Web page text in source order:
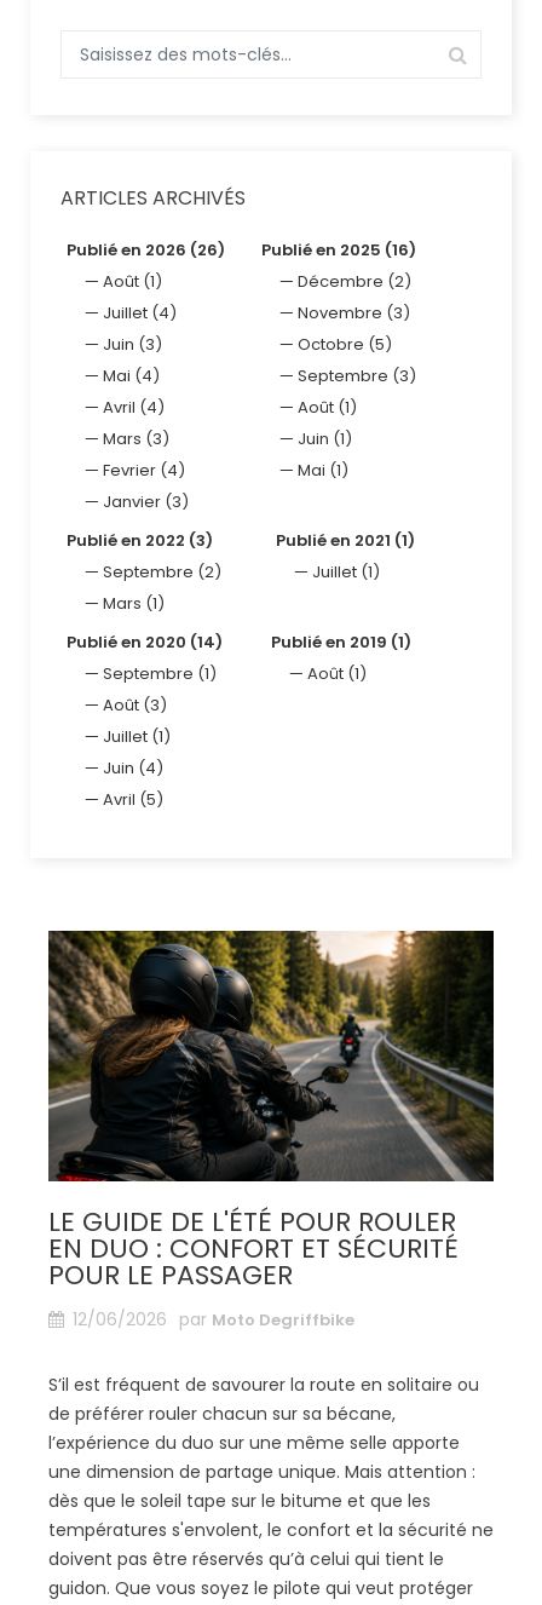
ARTICLES ARCHIVÉS
Publié en 2026 (26)
Août (1)
Juillet (4)
Juin (3)
Mai (4)
Avril (4)
Mars (3)
Fevrier (4)
Janvier (3)
Publié en 2025 (16)
Décembre (2)
Novembre (3)
Octobre (5)
Septembre (3)
Août (1)
Juin (1)
Mai (1)
Publié en 2022 (3)
Septembre (2)
Mars (1)
Publié en 2021 (1)
Juillet (1)
Publié en 2020 (14)
Septembre (1)
Août (3)
Juillet (1)
Juin (4)
Avril (5)
Publié en 2019 (1)
Août (1)
LE GUIDE DE L'ÉTÉ POUR ROULER
EN DUO : CONFORT ET SÉCURITÉ
POUR LE PASSAGER
12/06/2026 par Moto Degriffbike
S’il est fréquent de savourer la route en solitaire ou
de préférer rouler chacun sur sa bécane,
l’expérience du duo sur une même selle apporte
une dimension de partage unique. Mais attention :
dès que le soleil tape sur le bitume et que les
températures s'envolent, le confort et la sécurité ne
doivent pas être réservés qu’à celui qui tient le
guidon. Que vous soyez le pilote qui veut protéger